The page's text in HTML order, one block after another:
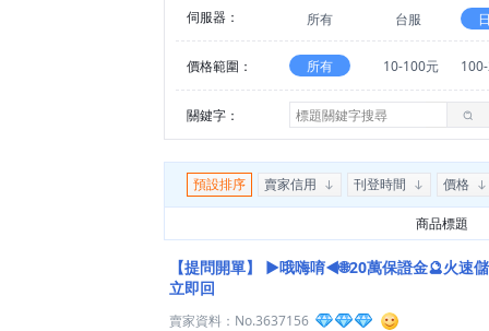
伺服器： 所有 台服
價格範圍： 所有 10-100元
關鍵字：
預設排序 賣家信用 刊登時間 價格
商品標題
【提問開單】
►哦嗨唷◄🌐20萬保證金🔮火速
立即回
賣家資料： No.3637156